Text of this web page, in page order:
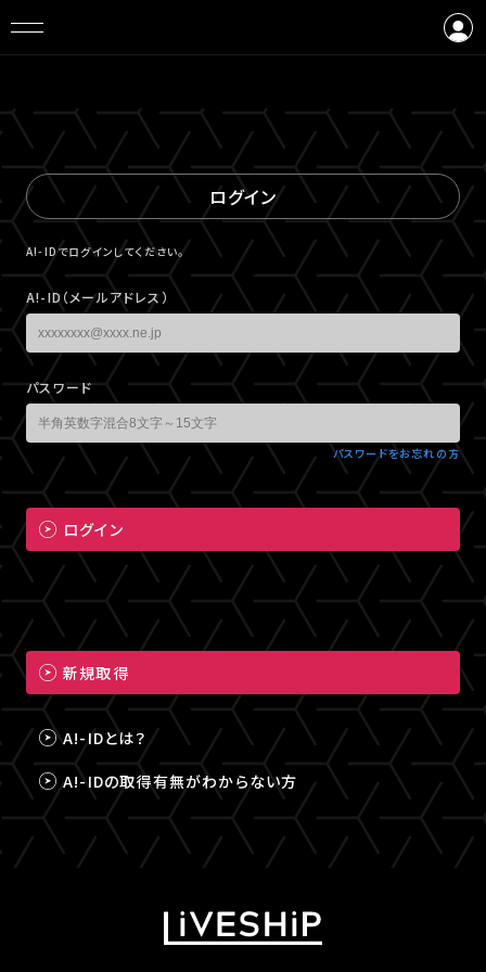
ログイン
A!-IDでログインしてください。
A!-ID（メールアドレス）
パスワード
パスワードをお忘れの方
ログイン
新規取得
A!-IDとは？
A!-IDの取得有無がわからない方